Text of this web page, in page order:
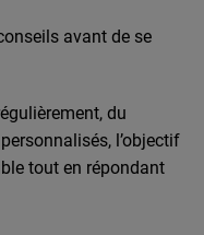
avant de se
, du
l’objectif
tout en répondant